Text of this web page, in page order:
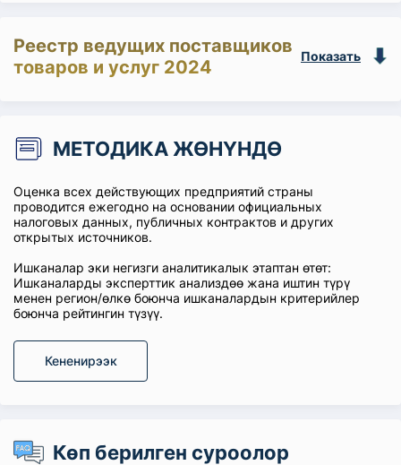
Реестр ведущих поставщиков
товаров и услуг 2024
Показать
МЕТОДИКА ЖӨНҮНДӨ
Оценка всех действующих предприятий страны
проводится ежегодно на основании официальных
налоговых данных, публичных контрактов и других
открытых источников.
Ишканалар эки негизги аналитикалык этаптан өтөт:
Ишканаларды эксперттик анализдөө жана иштин түрү
менен регион/өлкө боюнча ишканалардын критерийлер
боюнча рейтингин түзүү.
Кененирээк
Көп берилген суроолор